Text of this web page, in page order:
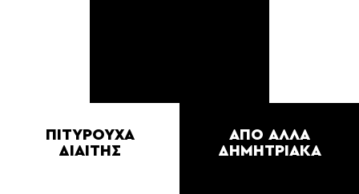
ΑΠΟ ΑΛΛΑ
ΔΗΜΗΤΡΙΑΚΑ
ΠΙΤΥΡΟΥΧΑ
ΔΙΑΙΤΗΣ